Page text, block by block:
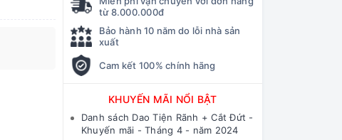
từ 8.000.000đ
Bảo hành 10 năm do lỗi nhà sản
xuất
Cam kết 100% chính hãng
KHUYẾN MÃI NỔI BẬT
Danh sách Dao Tiện Rãnh + Cắt Đứt -
Khuyến mãi - Tháng 4 - năm 2024